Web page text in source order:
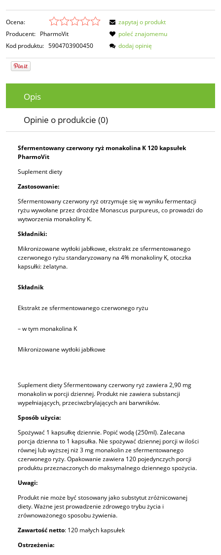
Ocena:
Producent: PharmoVit
Kod produktu: 5904703900450
zapytaj o produkt
poleć znajomemu
dodaj opinię
Opis
Opinie o produkcie (0)
Sfermentowany czerwony ryż monakolina K 120 kapsułek
PharmoVit
Suplement diety
Zastosowanie:
Sfermentowany czerwony ryż otrzymuje się w wyniku fermentacji
ryżu wywołane przez drożdże Monascus purpureus, co prowadzi do
wytworzenia monakoliny K.
Składniki:
Mikronizowane wytłoki jabłkowe, ekstrakt ze sfermentowanego
czerwonego ryżu standaryzowany na 4% monakoliny K, otoczka
kapsułki: żelatyna.
Składnik
Ekstrakt ze sfermentowanego czerwonego ryżu
– w tym monakolina K
Mikronizowane wytłoki jabłkowe
Suplement diety Sfermentowany czerwony ryż zawiera 2,90 mg
monakolin w porcji dziennej. Produkt nie zawiera substancji
wypełniających, przeciwzbrylających ani barwników.
Sposób użycia:
Spożywać 1 kapsułkę dziennie. Popić wodą (250ml). Zalecana
porcja dzienna to 1 kapsułka. Nie spożywać dziennej porcji w ilości
równej lub wyższej niż 3 mg monakolin ze sfermentowanego
czerwonego ryży. Opakowanie zawiera 120 pojedynczych porcji
produktu przeznaczonych do maksymalnego dziennego spożycia.
Uwagi:
Produkt nie może być stosowany jako substytut zróżnicowanej
diety. Ważne jest prowadzenie zdrowego trybu życia i
zrównoważonego sposobu żywienia.
Zawartość netto: 120 małych kapsułek
Ostrzeżenia: